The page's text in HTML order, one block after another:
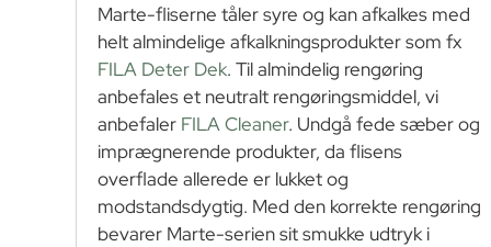
Marte-fliserne tåler syre og kan afkalkes med
helt almindelige afkalkningsprodukter som fx
FILA Deter Dek. Til almindelig rengøring
anbefales et neutralt rengøringsmiddel, vi
anbefaler FILA Cleaner. Undgå fede sæber og
imprægnerende produkter, da flisens
overflade allerede er lukket og
modstandsdygtig. Med den korrekte rengøring
bevarer Marte-serien sit smukke udtryk i